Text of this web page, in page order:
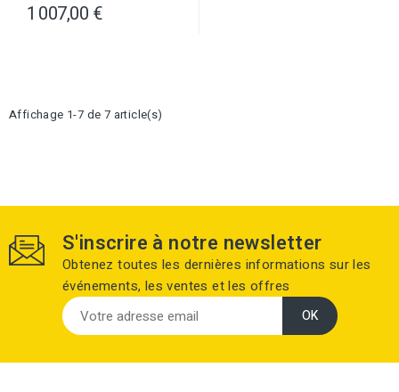
1 007,00 €
Affichage 1-7 de 7 article(s)
S'inscrire à notre newsletter
Obtenez toutes les dernières informations sur les
événements, les ventes et les offres